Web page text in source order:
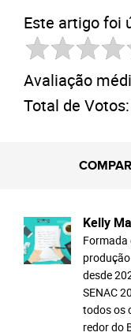
Este artigo foi
Avaliação
Total de Votos:
Kelly
Formada
desde
SENAC
todos os
redor do